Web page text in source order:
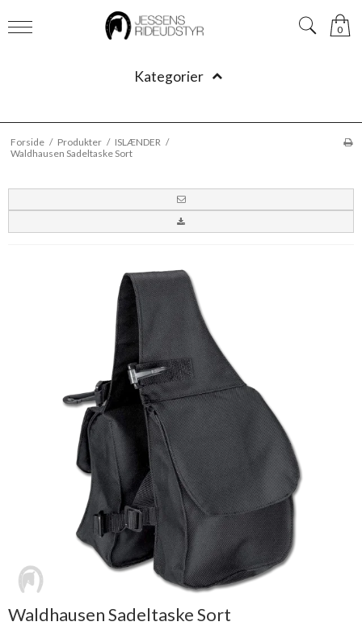
0
Kategorier
Forside / Produkter / ISLÆNDER /
Waldhausen Sadeltaske Sort
Waldhausen Sadeltaske Sort